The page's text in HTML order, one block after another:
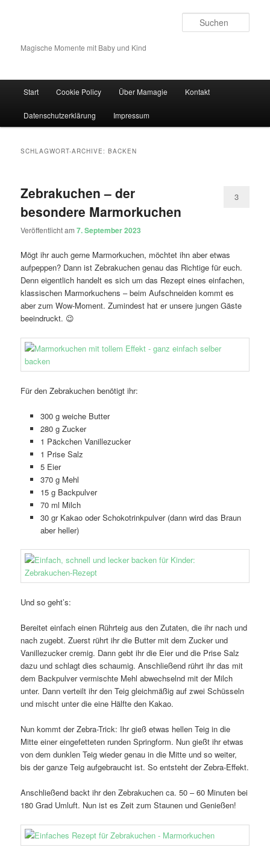
Magische Momente mit Baby und Kind
Zum Inhalt wechseln
Zum sekundären Inhalt wechseln
Start Cookie Policy Über Mamagie Kontakt
Datenschutzerklärung Impressum
SCHLAGWORT-ARCHIVE:BACKEN
Zebrakuchen – der
besondere Marmorkuchen
Veröffentlicht am7. September 2023
3
Mögt ihr auch gerne Marmorkuchen, möchtet ihn aber etwas
aufpeppen? Dann ist Zebrakuchen genau das Richtige für euch.
Denn eigentlich handelt es sich um das Rezept eines einfachen,
klassischen Marmorkuchens – beim Aufschneiden kommt es
aber zum Wow-Moment. Zumindest hat er unsere jungen Gäste
beeindruckt. 😉
Für den Zebrakuchen benötigt ihr:
300 g weiche Butter
280 g Zucker
1 Päckchen Vanillezucker
1 Prise Salz
5 Eier
370 g Mehl
15 g Backpulver
70 ml Milch
30 gr Kakao oder Schokotrinkpulver (dann wird das Braun
aber heller)
Und so geht’s:
Bereitet einfach einen Rührteig aus den Zutaten, die ihr nach und
nach zugebt. Zuerst rührt ihr die Butter mit dem Zucker und
Vanillezucker cremig. Dann gebt ihr die Eier und die Prise Salz
dazu und schlagt dies schaumig. Anschließend rührt ihr das mit
dem Backpulver vermischte Mehl abwechselnd mit der Milch
unter. Dann verteilt ihr den Teig gleichmäßig auf zwei Schüsseln
und mischt unter die eine Hälfte den Kakao.
Nun kommt der Zebra-Trick: Ihr gieß etwas hellen Teig in die
Mitte einer eingefetteten runden Springform. Nun gießt ihr etwas
von dem dunklen Teig wieder genau in die Mitte und so weiter,
bis der ganze Teig aufgebraucht ist. So entsteht der Zebra-Effekt.
Anschließend backt ihr den Zebrakuchen ca. 50 – 60 Minuten bei
180 Grad Umluft. Nun ist es Zeit zum Staunen und Genießen!